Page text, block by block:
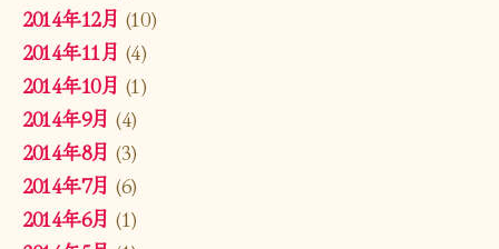
2014年12月 (10)
2014年11月 (4)
2014年10月 (1)
2014年9月 (4)
2014年8月 (3)
2014年7月 (6)
2014年6月 (1)